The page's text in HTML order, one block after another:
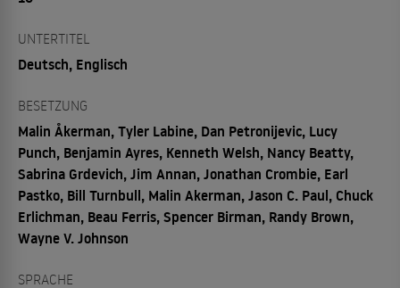
UNTERTITEL
Deutsch, Englisch
BESETZUNG
Malin Åkerman, Tyler Labine, Dan Petronijevic, Lucy
Punch, Benjamin Ayres, Kenneth Welsh, Nancy Beatty,
Sabrina Grdevich, Jim Annan, Jonathan Crombie, Earl
Pastko, Bill Turnbull, Malin Akerman, Jason C. Paul, Chuck
Erlichman, Beau Ferris, Spencer Birman, Randy Brown,
Wayne V. Johnson
SPRACHE